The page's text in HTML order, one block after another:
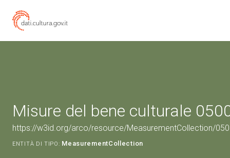
Misure del bene culturale
https://w3id.org/arco/resource/MeasurementCollection/
ENTITÀ DI TIPO: MeasurementCollection